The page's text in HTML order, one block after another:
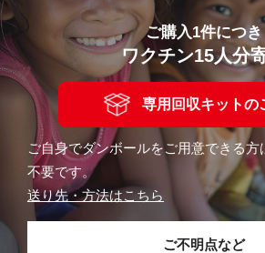
ご購入1件につき
ワクチン15人分
専用回収キットの
ご自身でダンボールをご用意できる方
不要です。
送り先・方法はこちら
ご不明点など